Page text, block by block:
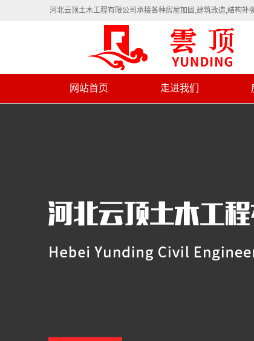
河北云顶土木工程有限公司承接各种房屋加固,建筑改造,结构补
网站首页 走进我们